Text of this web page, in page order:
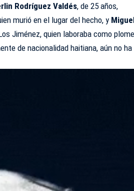
Rodríguez Valdés, de 25 años,
murió en el lugar del hecho, y
Jiménez, quien laboraba como
de nacionalidad haitiana, aún no ha